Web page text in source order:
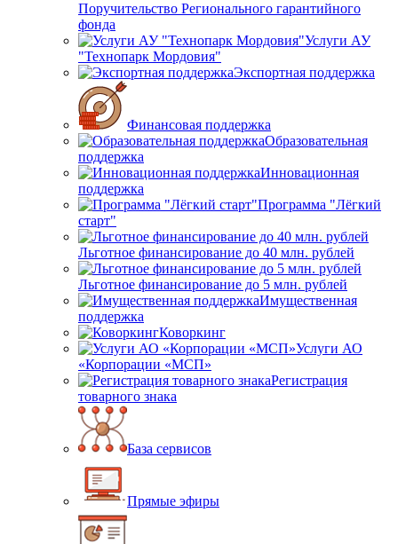
Поручительство Регионального гарантийного
фонда
Услуги АУ
"Технопарк Мордовия"
Экспортная поддержка
Финансовая поддержка
Образовательная
поддержка
Инновационная
поддержка
Программа "Лёгкий
старт"
Льготное финансирование до 40 млн. рублей
Льготное финансирование до 5 млн. рублей
Имущественная
поддержка
Коворкинг
Услуги АО
«Корпорации «МСП»
Регистрация
товарного знака
База сервисов
Прямые эфиры